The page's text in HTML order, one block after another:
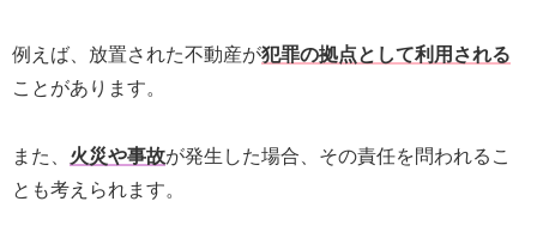
例えば、放置された不動産が犯罪の拠点として利用される
ことがあります。
また、 火災や事故が発生した場合、その責任を問われるこ
とも考えられます。